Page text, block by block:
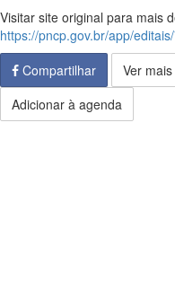
Visitar site original para mais
https://pncp.gov.br/app/
Compartilhar
Ver
Adicionar à agenda